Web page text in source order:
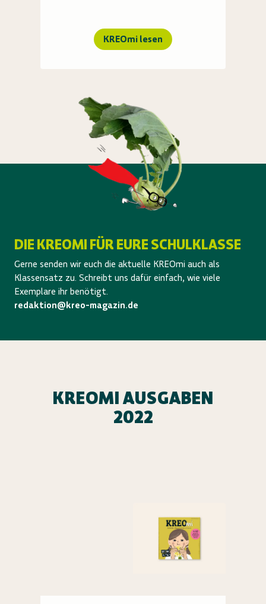
KREOmi lesen
DIE KREOMI FÜR EURE SCHULKLASSE
Gerne senden wir euch die aktuelle KREOmi auch als
Klassensatz zu. Schreibt uns dafür einfach, wie viele
Exemplare ihr benötigt.
redaktion@kreo-magazin.de
KREOMI AUSGABEN
2022